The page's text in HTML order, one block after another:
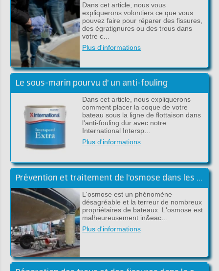
Dans cet article, nous vous
expliquerons volontiers ce que vous
pouvez faire pour réparer des fissures,
des égratignures ou des trous dans
votre c…
Plus d'informations
Le sous-marin pourvu d' un anti-fouling
Dans cet article, nous expliquerons
comment placer la coque de votre
bateau sous la ligne de flottaison dans
l'anti-fouling dur avec notre
International Intersp…
Plus d'informations
Prévention et traitement de l'osmose dans les bateaux en polyester
L'osmose est un phénomène
désagréable et la terreur de nombreux
propriétaires de bateaux. L'osmose est
malheureusement in&eac…
Plus d'informations